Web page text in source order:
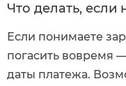
Что делать, если
Если понимаете
погасить вовремя
даты платежа.